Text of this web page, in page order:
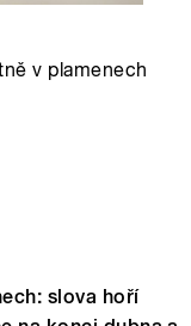
v plamenech
slova hoří